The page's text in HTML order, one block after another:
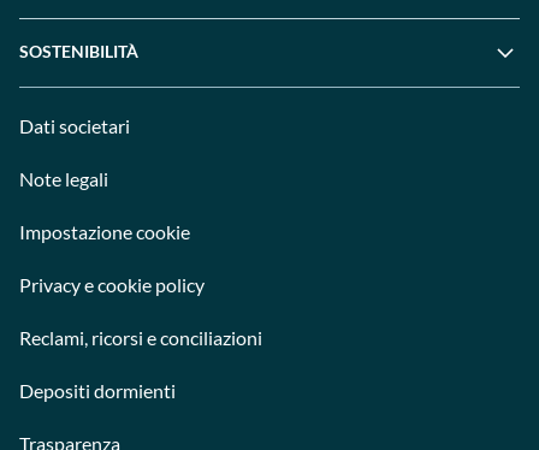
SOSTENIBILITÀ
Dati societari
Note legali
Impostazione cookie
Privacy e cookie policy
Reclami, ricorsi e conciliazioni
Depositi dormienti
Trasparenza